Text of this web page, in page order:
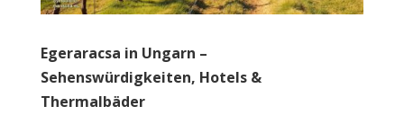
Egeraracsa in Ungarn –
Sehenswürdigkeiten, Hotels &
Thermalbäder